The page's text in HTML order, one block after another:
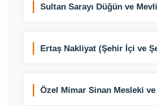
Sultan Sarayı Düğün ve
Ertaş Nakliyat (Şehir İçi ve
Özel Mimar Sinan Mesleki